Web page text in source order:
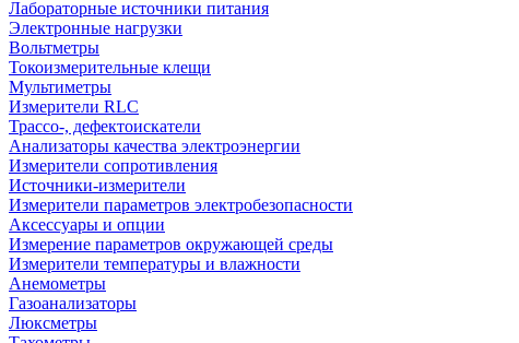
Лабораторные источники питания
Электронные нагрузки
Вольтметры
Токоизмерительные клещи
Мультиметры
Измерители RLC
Трассо-, дефектоискатели
Анализаторы качества электроэнергии
Измерители сопротивления
Источники-измерители
Измерители параметров электробезопасности
Аксессуары и опции
Измерение параметров окружающей среды
Измерители температуры и влажности
Анемометры
Газоанализаторы
Люксметры